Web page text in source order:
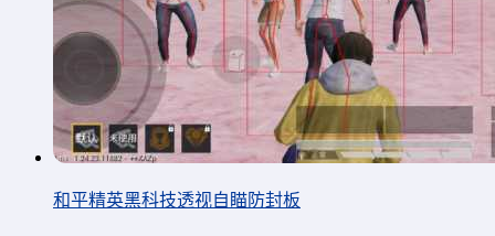
和平精英黑科技透视自瞄防封板